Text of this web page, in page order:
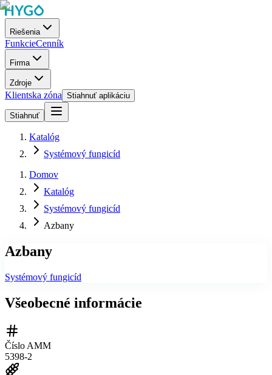
Riešenia
FunkcieCenník
Firma
Zdroje
Klientska zóna Stiahnuť aplikáciu
Stiahnuť
Katalóg
Systémový fungicíd
Domov
Katalóg
Systémový fungicíd
Azbany
Azbany
Systémový fungicíd
Všeobecné informácie
Číslo AMM
5398-2